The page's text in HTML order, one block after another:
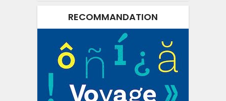
RECOMMANDATION